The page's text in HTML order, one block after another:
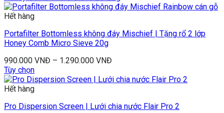
Hết hàng
Portafilter Bottomless không đáy Mischief | Tặng rổ 2 lớp
Honey Comb Micro Sieve 20g
990.000 VNĐ – 1.290.000 VNĐ
Tùy chọn
Hết hàng
Pro Dispersion Screen | Lưới chia nước Flair Pro 2